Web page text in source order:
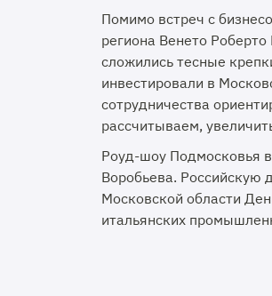
Помимо встреч с
региона Венето
сложились тесные
инвестировали в
сотрудничества
рассчитываем,
Роуд-шоу Подмосковья
Воробьева. Российскую
Московской области
итальянских